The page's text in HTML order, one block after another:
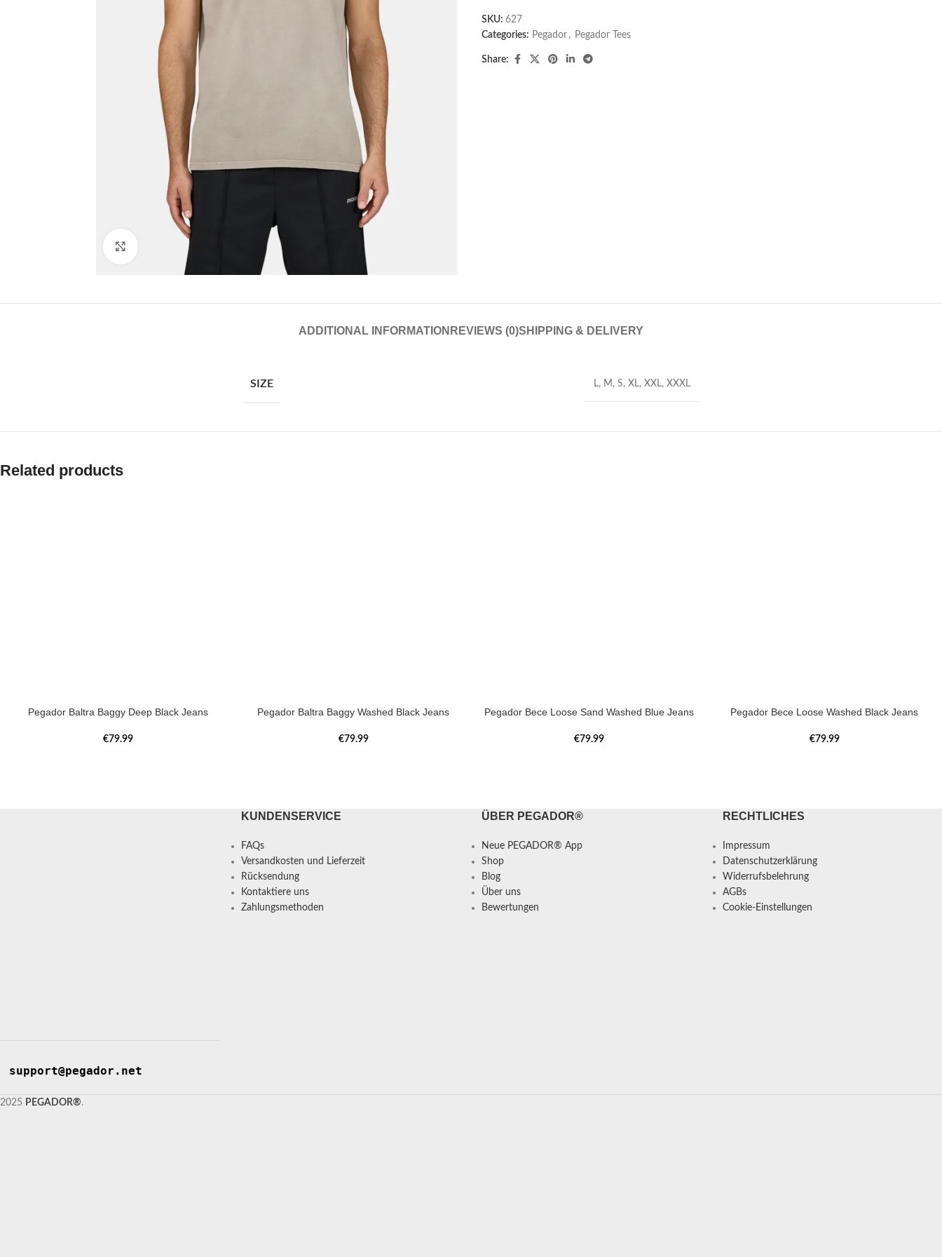
Click to enlarge
SKU: 627
Categories: Pegador​ , Pegador Tees
Share:
ADDITIONAL INFORMATION REVIEWS (0)SHIPPING & DELIVERY
SIZE L, M , S, XL, XXL, XXXL
Related products
Pegador Baltra Baggy Deep Black Jeans
€79.99
Pegador Baltra Baggy Washed Black Jeans
€79.99
Pegador Bece Loose Sand Washed Blue Jeans
€79.99
Pegador Bece Loose Washed Black Jeans
€79.99
support@pegador.net
KUNDENSERVICE
FAQs
Versandkosten und Lieferzeit
Rücksendung
Kontaktiere uns
Zahlungsmethoden
ÜBER PEGADOR®
Neue PEGADOR® App
Shop
Blog
Über uns
Bewertungen
RECHTLICHES
Impressum
Datenschutzerklärung
Widerrufsbelehrung
AGBs
Cookie-Einstellungen
2025 PEGADOR®.